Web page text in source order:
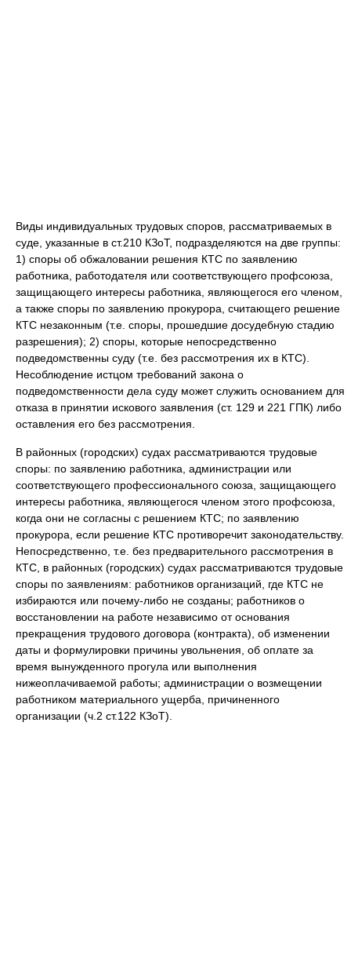
Виды индивидуальных трудовых споров, рассматриваемых в
суде, указанные в ст.210 КЗоТ, подразделяются на две группы:
1) споры об обжаловании решения КТС по заявлению
работника, работодателя или соответствующего профсоюза,
защищающего интересы работника, являющегося его членом,
а также споры по заявлению прокурора, считающего решение
КТС незаконным (т.е. споры, прошедшие досудебную стадию
разрешения); 2) споры, которые непосредственно
подведомственны суду (т.е. без рассмотрения их в КТС).
Несоблюдение истцом требований закона о
подведомственности дела суду может служить основанием для
отказа в принятии искового заявления (ст. 129 и 221 ГПК) либо
оставления его без рассмотрения.
В районных (городских) судах рассматриваются трудовые
споры: по заявлению работника, администрации или
соответствующего профессионального союза, защищающего
интересы работника, являющегося членом этого профсоюза,
когда они не согласны с решением КТС; по заявлению
прокурора, если решение КТС противоречит законодательству.
Непосредственно, т.е. без предварительного рассмотрения в
КТС, в районных (городских) судах рассматриваются трудовые
споры по заявлениям: работников организаций, где КТС не
избираются или почему-либо не созданы; работников о
восстановлении на работе независимо от основания
прекращения трудового договора (контракта), об изменении
даты и формулировки причины увольнения, об оплате за
время вынужденного прогула или выполнения
нижеоплачиваемой работы; администрации о возмещении
работником материального ущерба, причиненного
организации (ч.2 ст.122 КЗоТ).